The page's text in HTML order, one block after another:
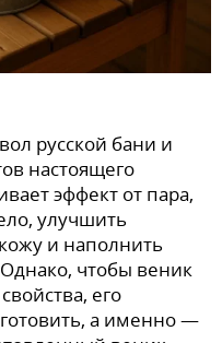
русской бани и
настоящего
эффект от пара,
улучшить
и наполнить
чтобы веник
его
а именно —